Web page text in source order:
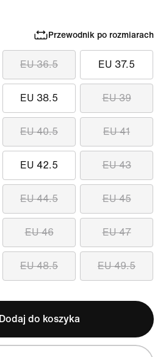
Przewodnik po rozmiarach
EU 36.5 EU 37.5
EU 38.5 EU 39
EU 40.5 EU 41
EU 42.5 EU 43
EU 44.5 EU 45
EU 46 EU 47
EU 48.5 EU 49.5
Dodaj do koszyka